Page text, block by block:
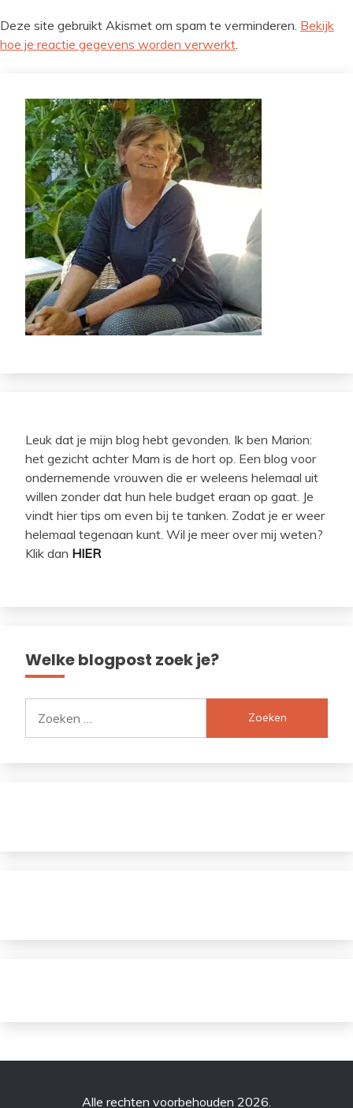
Deze site gebruikt Akismet om spam te verminderen. Bekijk
hoe je reactie gegevens worden verwerkt
Leuk dat je mijn blog hebt gevonden. Ik ben Marion:
het gezicht achter Mam is de hort op. Een blog voor
ondernemende vrouwen die er weleens helemaal uit
willen zonder dat hun hele budget eraan op gaat. Je
vindt hier tips om even bij te tanken. Zodat je er weer
helemaal tegenaan kunt. Wil je meer over mij weten?
Klik dan HIER
Welke blogpost zoek je?
naar:
Alle rechten voorbehouden 2026.